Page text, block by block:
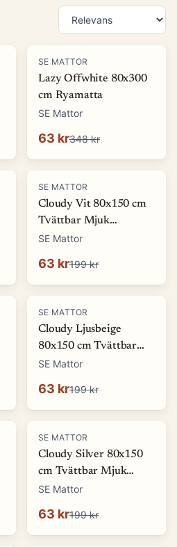
-82%
SE MATTOR
Lazy Offwhite 80x300
cm Ryamatta
SE Mattor
63 kr348 kr
-68%
SE MATTOR
Cloudy Vit 80x150 cm
Tvättbar Mjuk
Ryamatta
SE Mattor
63 kr199 kr
-68%
SE MATTOR
Cloudy Ljusbeige
80x150 cm Tvättbar
Mjuk Ryamatta
SE Mattor
63 kr199 kr
-68%
SE MATTOR
Cloudy Silver 80x150
cm Tvättbar Mjuk
Ryamatta
SE Mattor
63 kr199 kr